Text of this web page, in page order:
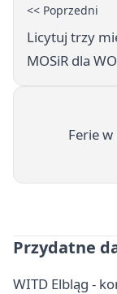
<< Poprzedni
Licytuj trzy
MOSiR dla
Ferie w
Przydatne
WITD Elbląg -